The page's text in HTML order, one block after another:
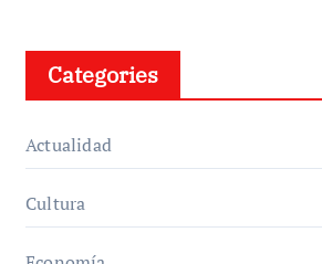
Categories
Actualidad
Cultura